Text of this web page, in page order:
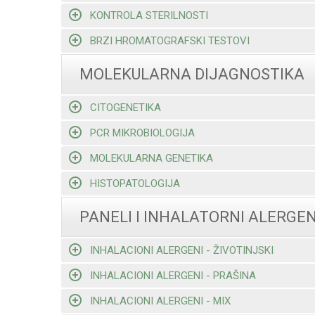
KONTROLA STERILNOSTI
BRZI HROMATOGRAFSKI TESTOVI
MOLEKULARNA DIJAGNOSTIKA
CITOGENETIKA
PCR MIKROBIOLOGIJA
MOLEKULARNA GENETIKA
HISTOPATOLOGIJA
PANELI I INHALATORNI
INHALACIONI ALERGENI - ŽIVOTINJSKI
INHALACIONI ALERGENI - PRAŠINA
INHALACIONI ALERGENI - MIX